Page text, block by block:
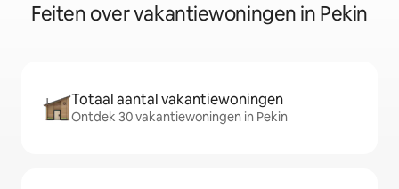
Feiten over vakantiewoningen in Pekin
Totaal aantal vakantiewoningen
Ontdek 30 vakantiewoningen in Pekin